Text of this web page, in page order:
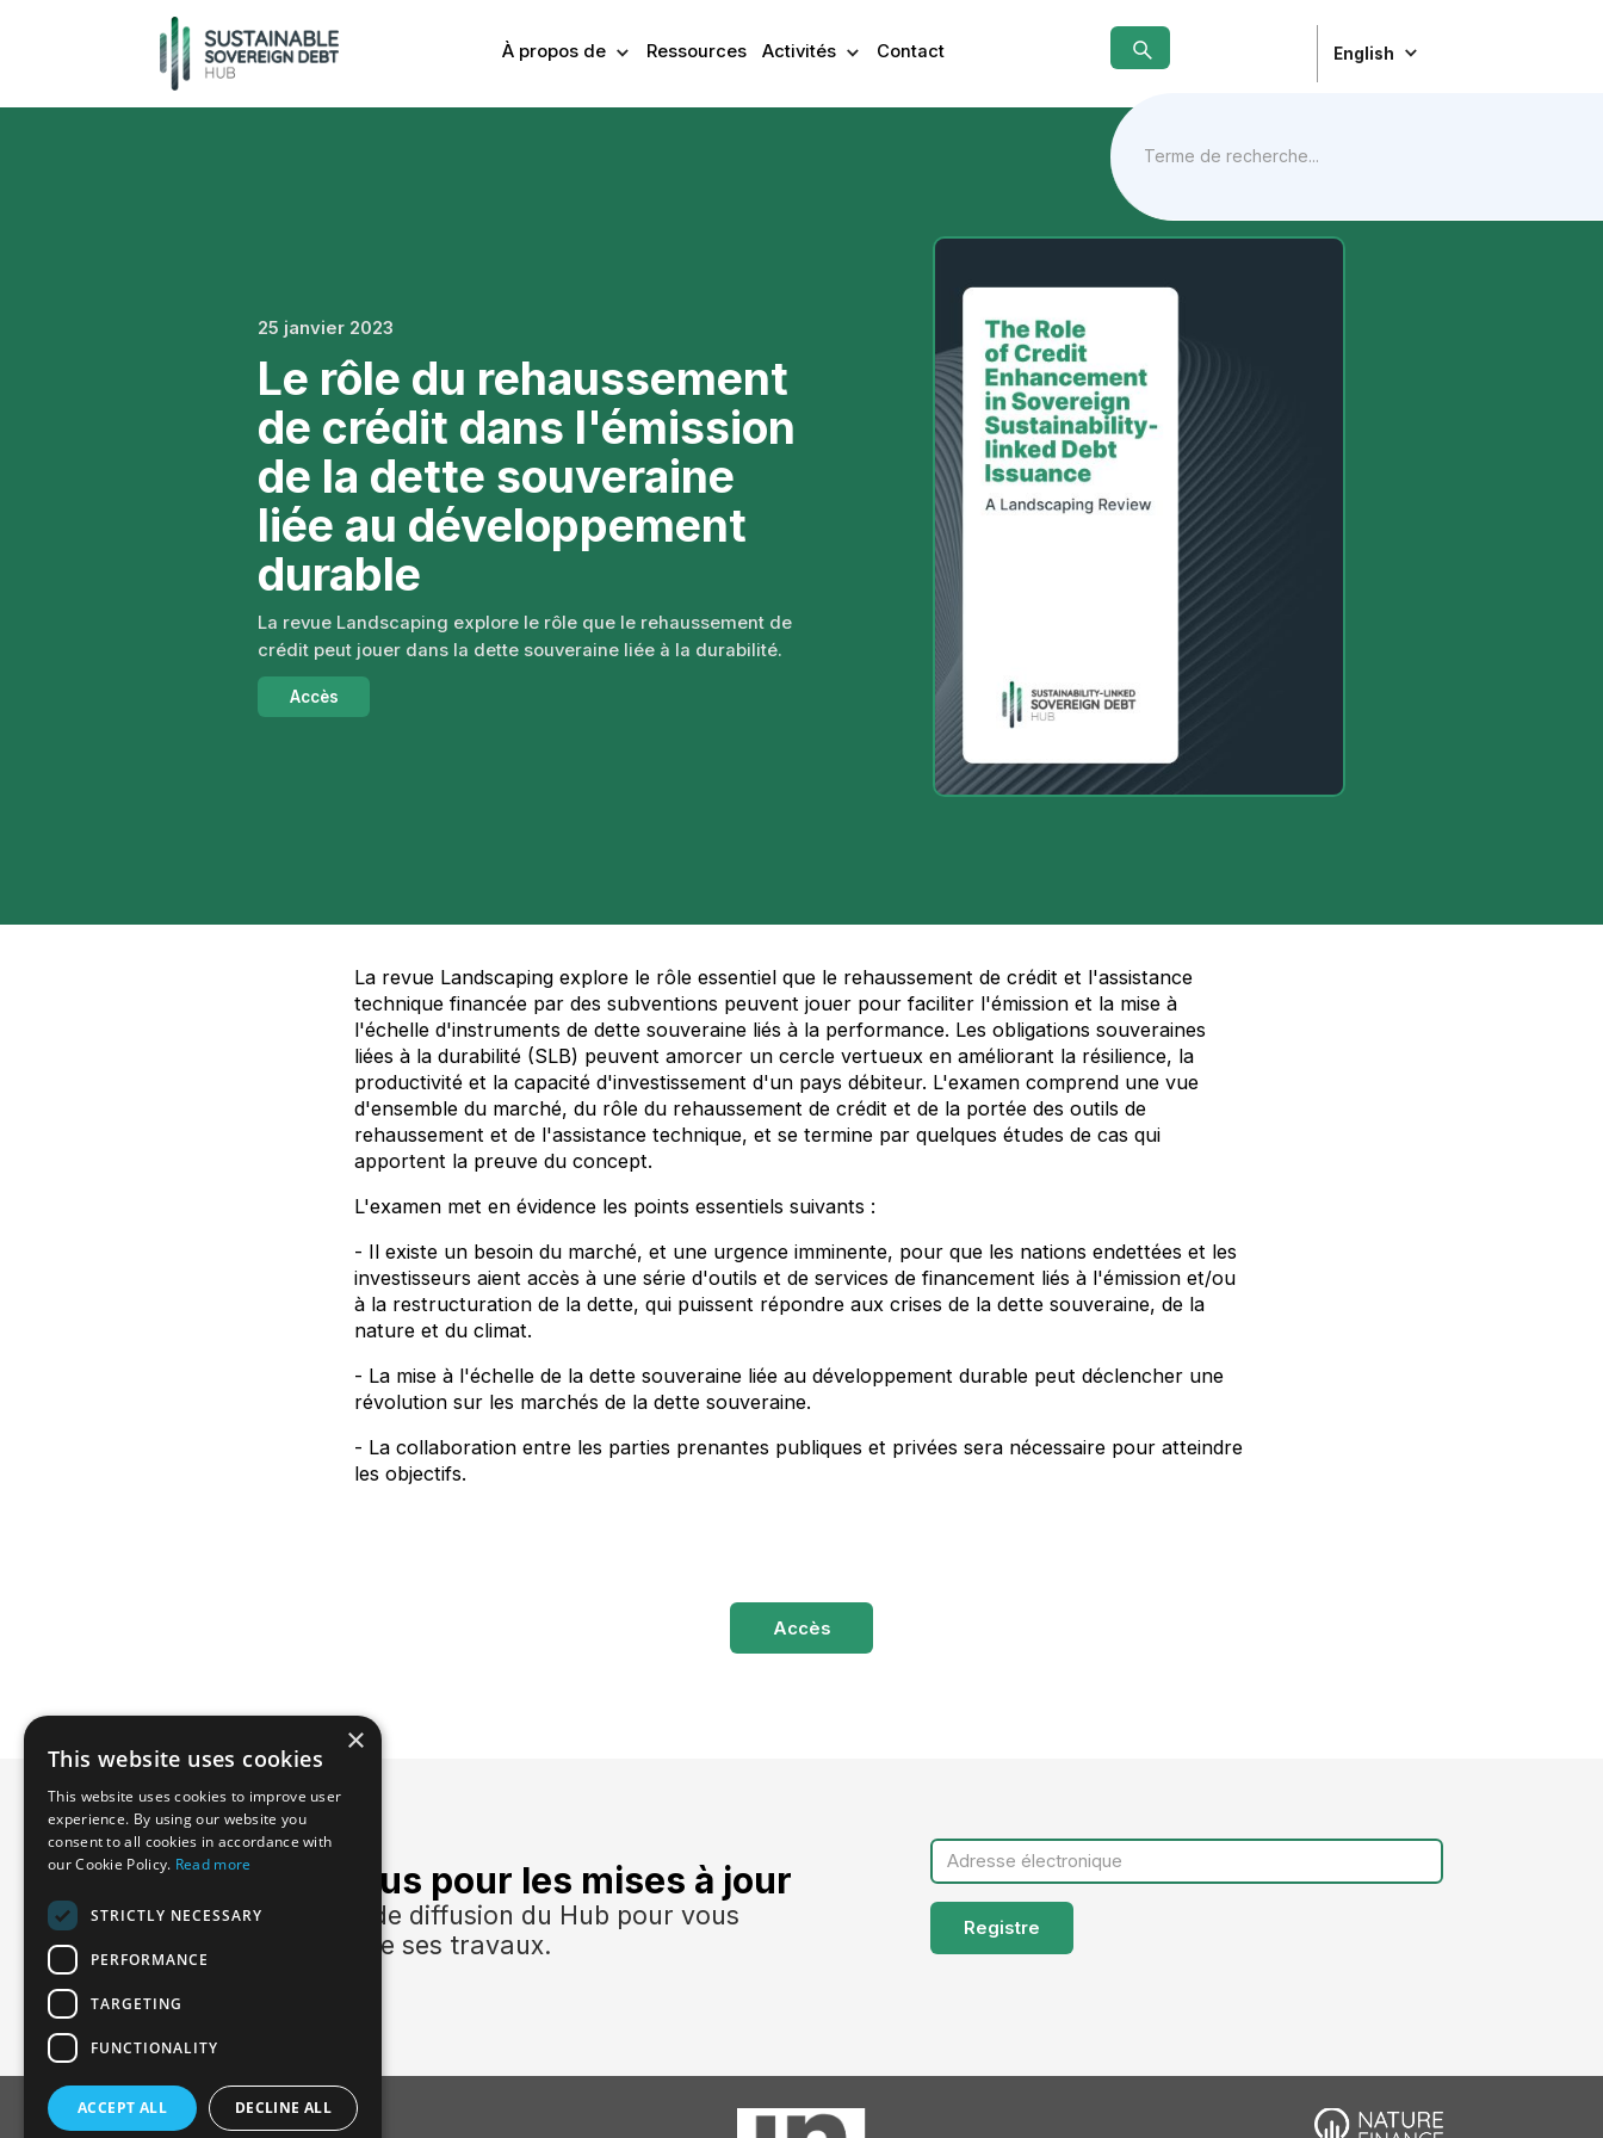
À propos de Ressources Activités Contact English
25 janvier 2023
Le rôle du rehaussement
de crédit dans l'émission
de la dette souveraine
liée au développement
durable
La revue Landscaping explore le rôle que le rehaussement de
crédit peut jouer dans la dette souveraine liée à la durabilité.
Accès
La revue Landscaping explore le rôle essentiel que le rehaussement de crédit et l'assistance
technique financée par des subventions peuvent jouer pour faciliter l'émission et la mise à
l'échelle d'instruments de dette souveraine liés à la performance. Les obligations souveraines
liées à la durabilité (SLB) peuvent amorcer un cercle vertueux en améliorant la résilience, la
productivité et la capacité d'investissement d'un pays débiteur. L'examen comprend une vue
d'ensemble du marché, du rôle du rehaussement de crédit et de la portée des outils de
rehaussement et de l'assistance technique, et se termine par quelques études de cas qui
apportent la preuve du concept.
L'examen met en évidence les points essentiels suivants :
- Il existe un besoin du marché, et une urgence imminente, pour que les nations endettées et les
investisseurs aient accès à une série d'outils et de services de financement liés à l'émission et/ou
à la restructuration de la dette, qui puissent répondre aux crises de la dette souveraine, de la
nature et du climat.
- La mise à l'échelle de la dette souveraine liée au développement durable peut déclencher une
révolution sur les marchés de la dette souveraine.
- La collaboration entre les parties prenantes publiques et privées sera nécessaire pour atteindre
les objectifs.
Accès
Inscrivez-vous pour les mises à jour
Rejoignez la liste de diffusion du Hub pour vous
tenir au courant de ses travaux.
×
This website uses cookies
This website uses cookies to improve user
experience. By using our website you
consent to all cookies in accordance with
our Cookie Policy. Read more
STRICTLY NECESSARY
PERFORMANCE
TARGETING
FUNCTIONALITY
ACCEPT ALL DECLINE ALL